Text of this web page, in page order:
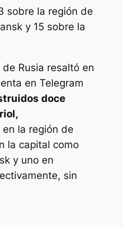
sobre la región de
y 15 sobre la
Rusia resaltó en
en Telegram
doce
la región de
la capital como
y uno en
sin